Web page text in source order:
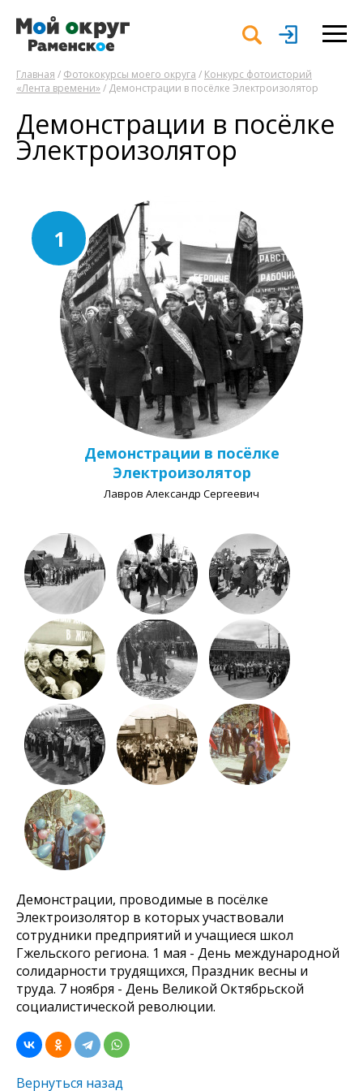
Главная / Фотококурсы моего округа / Конкурс фотоисторий
«Лента времени»/ Демонстрации в посёлке Электроизолятор
Демонстрации в посёлке
Электроизолятор
1
Демонстрации в посёлке
Электроизолятор
Лавров Александр Сергеевич
Демонстрации, проводимые в посёлке
Электроизолятор в которых участвовали
сотрудники предприятий и учащиеся школ
Гжельского региона. 1 мая - День международной
солидарности трудящихся, Праздник весны и
труда. 7 ноября - День Великой Октябрьской
социалистической революции.
Вернуться назад